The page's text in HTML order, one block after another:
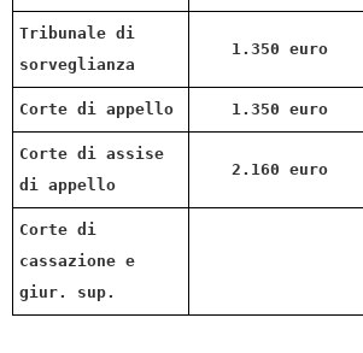
Tribunale di
sorveglianza
1.350 euro
Corte di appello 1.350 euro
Corte di assise
di appello
2.160 euro
Corte di
cassazione e
giur. sup.